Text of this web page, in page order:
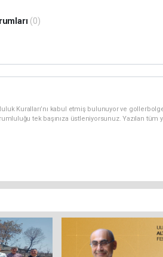
(0)
Kuralları’nı kabul etmiş bulunuyor ve
tek başınıza üstleniyorsunuz. Yazılan